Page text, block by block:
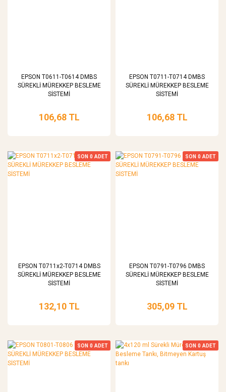
EPSON T0611-T0614 DMBS
SÜREKLİ MÜREKKEP BESLEME
SİSTEMİ
106,68 TL
EPSON T0711-T0714 DMBS
SÜREKLİ MÜREKKEP BESLEME
SİSTEMİ
106,68 TL
SON 0 ADET
EPSON T0711x2-T0714 DMBS
SÜREKLİ MÜREKKEP BESLEME
SİSTEMİ
132,10 TL
SON 0 ADET
EPSON T0791-T0796 DMBS
SÜREKLİ MÜREKKEP BESLEME
SİSTEMİ
305,09 TL
SON 0 ADET SON 0 ADET